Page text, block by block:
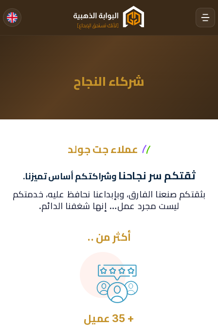
شركاء النجاح
عملاء جت جولد
ثقتكم سر نجاحنا وشراكتكم أساس تميزنا.
بثقتكم صنعنا الفارق، وبإبداعنا نحافظ عليه، خدمتكم
ليست مجرد عمل… إنها شغفنا الدائم.
أكثر من ..
+ 35 عميل